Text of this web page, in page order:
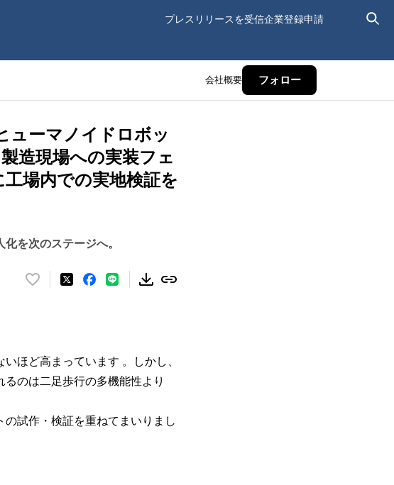
プレスリリースを受信企業登録申請
会社概要 フォロー
ューマノイドロボッ
造現場への実装フェ
場内での実地検証を
を次のステージへ。
い
を
読
み
み
ほど高まっています 。しかし、
のは二足歩行の多機能性より
試作・検証を重ねてまいりまし